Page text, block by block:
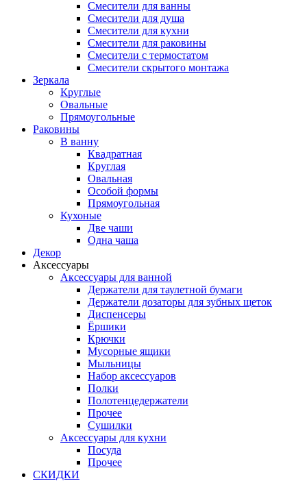
Смесители для ванны
Смесители для душа
Смесители для кухни
Смесители для раковины
Смесители с термостатом
Смесители скрытого монтажа
Зеркала
Круглые
Овальные
Прямоугольные
Раковины
В ванну
Квадратная
Круглая
Овальная
Особой формы
Прямоугольная
Кухоные
Две чаши
Одна чаша
Декор
Аксессуары
Аксессуары для ванной
Держатели для таулетной бумаги
Держатели дозаторы для зубных щеток
Диспенсеры
Ёршики
Крючки
Мусорные ящики
Мыльницы
Набор аксессуаров
Полки
Полотенцедержатели
Прочее
Сушилки
Аксессуары для кухни
Посуда
Прочее
СКИДКИ